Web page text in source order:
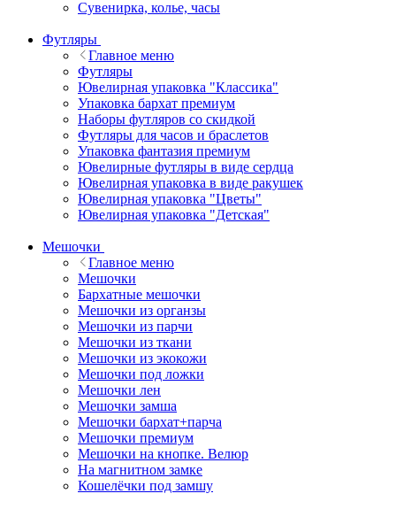
Сувенирка, колье, часы
Футляры
Главное меню
Футляры
Ювелирная упаковка "Классика"
Упаковка бархат премиум
Наборы футляров со скидкой
Футляры для часов и браслетов
Упаковка фантазия премиум
Ювелирные футляры в виде сердца
Ювелирная упаковка в виде ракушек
Ювелирная упаковка "Цветы"
Ювелирная упаковка "Детская"
Мешочки
Главное меню
Мешочки
Бархатные мешочки
Мешочки из органзы
Мешочки из парчи
Мешочки из ткани
Мешочки из экокожи
Мешочки под ложки
Мешочки лен
Мешочки замша
Мешочки бархат+парча
Мешочки премиум
Мешочки на кнопке. Велюр
На магнитном замке
Кошелёчки под замшу